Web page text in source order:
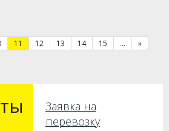
11 12 13 14 15 ... »
Заявка на
перевозку